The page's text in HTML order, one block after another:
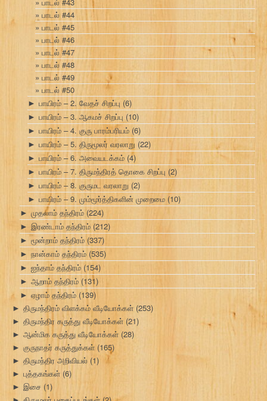
பாடல் #44
பாடல் #45
பாடல் #46
பாடல் #47
பாடல் #48
பாடல் #49
பாடல் #50
► பாயிரம் – 2. வேதச் சிறப்பு (6)
► பாயிரம் – 3. ஆகமச் சிறப்பு (10)
► பாயிரம் – 4. குரு பாரம்பரியம் (6)
► பாயிரம் – 5. திருமூலர் வரலாறு (22)
► பாயிரம் – 6. அவையடக்கம் (4)
► பாயிரம் – 7. திருமந்திரத் தொகை சிறப்பு (2)
► பாயிரம் – 8. குருமட வரலாறு (2)
► பாயிரம் – 9. மும்மூர்த்திகளின் முறைமை (10)
► முதலாம் தந்திரம் (224)
► இரண்டாம் தந்திரம் (212)
► மூன்றாம் தந்திரம் (337)
► நான்காம் தந்திரம் (535)
► ஐந்தாம் தந்திரம் (154)
► ஆறாம் தந்திரம் (131)
► ஏழாம் தந்திரம் (139)
► திருமந்திரம் விளக்கம் வீடியோக்கள் (253)
► திருமந்திர கருத்து வீடியோக்கள் (21)
► ஆன்மிக கருத்து வீடியோக்கள் (28)
► குருநாதர் கருத்துக்கள் (165)
► திருமந்திர அறிவியல் (1)
► புத்தகங்கள் (6)
► இசை (1)